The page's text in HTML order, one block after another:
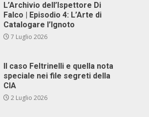
L’Archivio dell’Ispettore Di
Falco | Episodio 4: L’Arte di
Catalogare l’Ignoto
7 Luglio 2026
Il caso Feltrinelli e quella nota
speciale nei file segreti della
CIA
2 Luglio 2026